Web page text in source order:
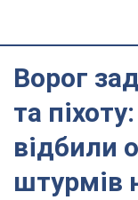
Ворог
та
відбили
штурмів